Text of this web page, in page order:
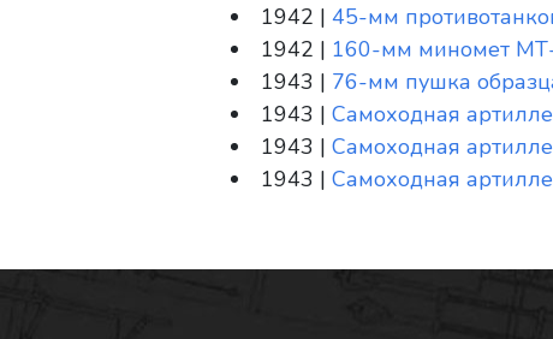
1942 | 45-мм
1942 | 160-мм миномет
1943 | 76-мм пушка
1943 | Самоходная
1943 | Самоходная
1943 | Самоходная